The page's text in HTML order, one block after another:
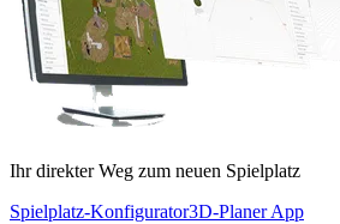
Ihr direkter Weg zum neuen Spielplatz
Spielplatz-Konfigurator3D-Planer App